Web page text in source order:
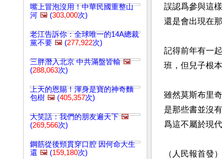
嘴上冒泡沒用！中華民國重整山
河 🖼️ (303,000次)
老江告訴你：全球唯一的14A總裁
黨不要 🖼️ (277,922次)
三胖潛入北京 中共滿盤皆輸 🖼️
(288,063次)
上天的恩賜！渾身是寶的神奇麵
包樹 🖼️ (405,357次)
大笑話：我們的朋友遍天下 🖼️
(269,566次)
鋼筋從後頸貫穿口腔 因何命大生
還 🖼️ (159,180次)
誤認爲參與這
還是會出現在那
記得前年有一
班，但兒子根
雖然莫斯布里
是那些書並沒
爲這不屬於現
（人民報首發）